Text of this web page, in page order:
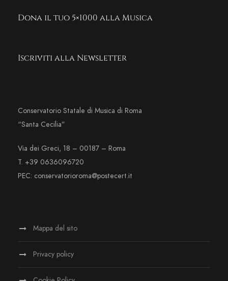
Dona il tuo 5×1000 alla Musica
Iscriviti alla Newsletter
Conservatorio Statale di Musica di Roma
“Santa Cecilia”
Via dei Greci, 18 – 00187 – Roma
T. +39 0636096720
PEC: conservatorioroma@postecert.it
Mappa del sito
Privacy policy